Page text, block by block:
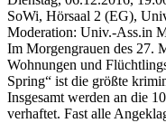
SoWi, Hörsaal 2 (EG),
Moderation: Univ.-Ass.in
Im Morgengrauen des 27.
Wohnungen und
Spring“ ist die größte
Insgesamt werden an die
verhaftet. Fast alle